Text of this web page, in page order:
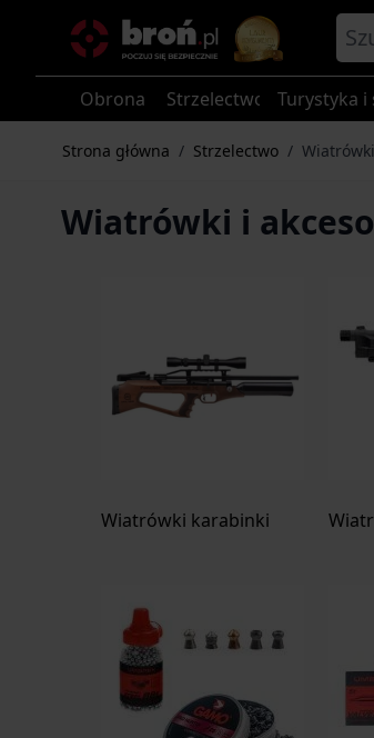
Obrona Strzelectwo Turystyka i
Strona główna / Strzelectwo /
Wiatrówki i
Wiatrówki karabinki